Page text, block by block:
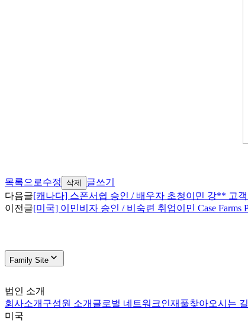
목록으로수정 삭제
글쓰기
다음글[캐나다] 스폰서쉽 승인 / 배우자 초청이민 강** 고
이전글[미국] 이민비자 승인 / 비숙련 취업이민 Case
Family Site
법인 소개
회사소개 구성원 소개 글로벌 네트워크인재풀찾아오시는 길
미국